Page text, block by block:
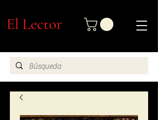
El Lector